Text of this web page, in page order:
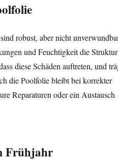
robust, aber nicht
und Feuchtigkeit die Struktur
diese Schäden auftreten, und
die Poolfolie bleibt bei korrekter
Reparaturen oder ein Austausch
Frühjahr